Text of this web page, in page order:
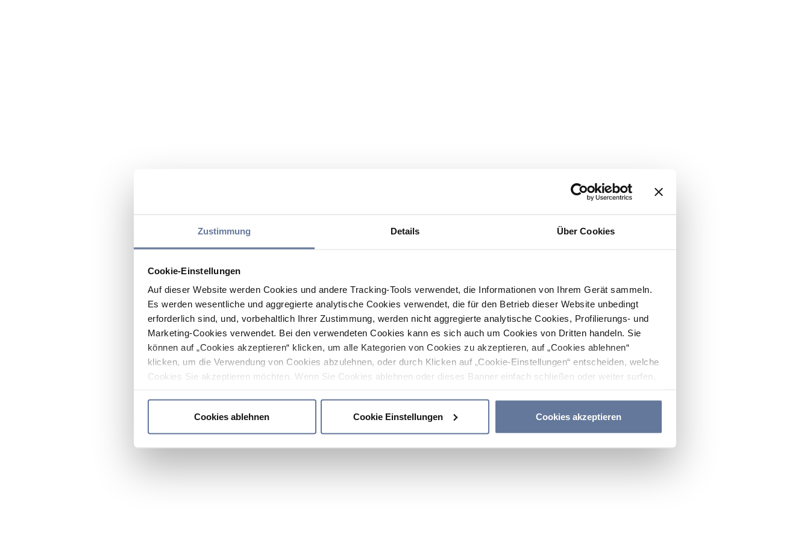
Zustimmung Details Über Cookies
Cookie-Einstellungen
Auf dieser Website werden Cookies und andere Tracking-Tools verwendet, die Informationen von Ihrem Gerät sammeln.
Es werden wesentliche und aggregierte analytische Cookies verwendet, die für den Betrieb dieser Website unbedingt
erforderlich sind, und, vorbehaltlich Ihrer Zustimmung, werden nicht aggregierte analytische Cookies, Profilierungs- und
Marketing-Cookies verwendet. Bei den verwendeten Cookies kann es sich auch um Cookies von Dritten handeln. Sie
können auf „Cookies akzeptieren“ klicken, um alle Kategorien von Cookies zu akzeptieren, auf „Cookies ablehnen“
klicken, um die Verwendung von Cookies abzulehnen, oder durch Klicken auf „Cookie-Einstellungen“ entscheiden, welche
Cookies Sie akzeptieren möchten. Wenn Sie Cookies ablehnen oder dieses Banner einfach schließen oder weiter surfen,
Cookies ablehnen
Cookie Einstellungen Cookies akzeptieren